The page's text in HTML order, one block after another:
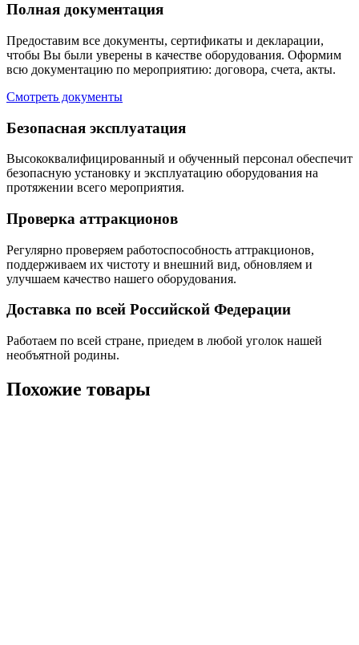
Полная документация
Предоставим все документы, сертификаты и декларации,
чтобы Вы были уверены в качестве оборудования. Оформим
всю документацию по мероприятию: договора, счета, акты.
Смотреть документы
Безопасная эксплуатация
Высококвалифицированный и обученный персонал обеспечит
безопасную установку и эксплуатацию оборудования на
протяжении всего мероприятия.
Проверка аттракционов
Регулярно проверяем работоспособность аттракционов,
поддерживаем их чистоту и внешний вид, обновляем и
улучшаем качество нашего оборудования.
Доставка по всей Российской Федерации
Работаем по всей стране, приедем в любой уголок нашей
необъятной родины.
Похожие товары